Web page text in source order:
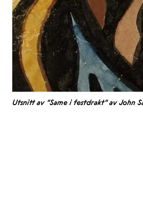
Utsnitt av "Same i festdrakt" av John